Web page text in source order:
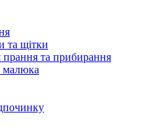
та щітки
прання та прибирання
малюка